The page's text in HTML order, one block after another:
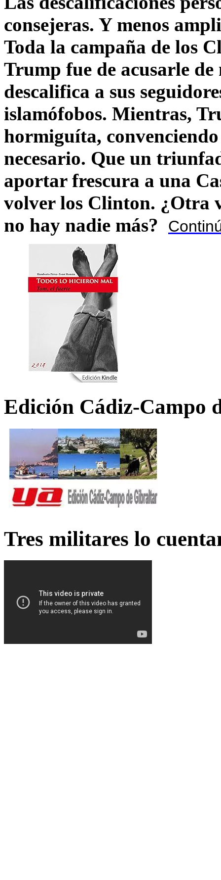
consejeras. Y menos
Toda la campaña de los
Trump fue de acusarle
descalifica a sus
islamófobos. Mientras,
hormiguíta,
necesario. Que un
aportar frescura a una
volver los Clinton. ¿Otra
no hay nadie más?
Edición Cádiz-Campo
Tres militares lo